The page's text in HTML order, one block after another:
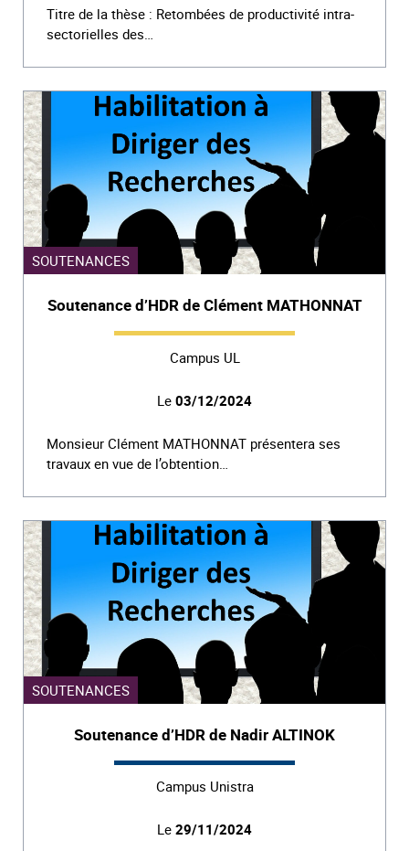
Titre de la thèse : Retombées de productivité intra-
sectorielles des…
SOUTENANCES
Soutenance d’HDR de Clément MATHONNAT
Campus UL
Le 03/12/2024
Monsieur Clément MATHONNAT présentera ses
travaux en vue de l’obtention…
SOUTENANCES
Soutenance d’HDR de Nadir ALTINOK
Campus Unistra
Le 29/11/2024